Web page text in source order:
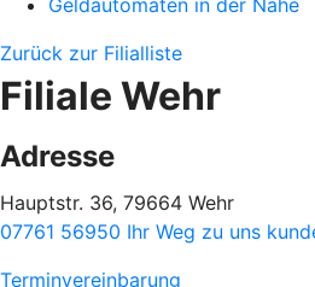
Geldautomaten in der Nähe
Zurück zur Filialliste
Filiale Wehr
Adresse
Hauptstr. 36, 79664 Wehr
07761 56950 Ihr Weg zu uns
Terminvereinbarung